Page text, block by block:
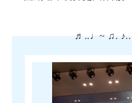
♬..♩~ ♫. ♪..